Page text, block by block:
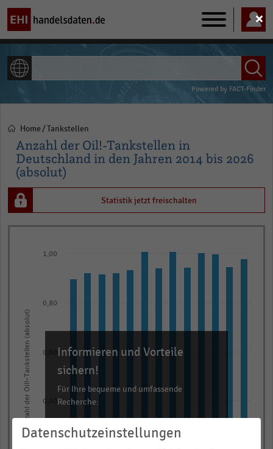
Main
navigation
Powered by FACT-Finder
Pfadnavigation
Home Tankstellen
Anzahl der Oil!-Tankstellen in
Deutschland in den Jahren 2014 bis 2026
(absolut)
Statistik jetzt freischalten
The
chart
has
axis
displaying
categories.
Range:
Anzahl der Oil!-Tankstellen (absolut) 0,40
0,60
0,80
1,00
Informieren und Vorteile
sichern!
Für Ihre bequeme und umfassende
Recherche:
Über 300.000 Daten und Kennzahlen
Rund 25.000 Statistiken
Datenschutzeinstellungen